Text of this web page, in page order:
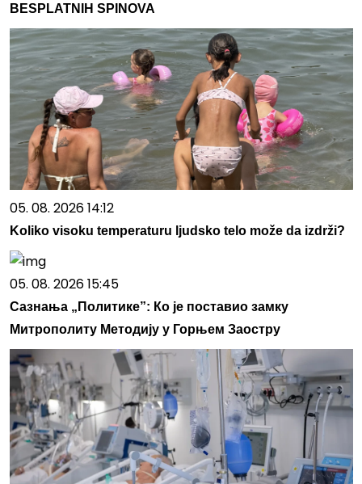
BESPLATNIH SPINOVA
05. 08. 2026 14:12
Koliko visoku temperaturu ljudsko telo može da izdrži?
05. 08. 2026 15:45
Сазнања „Политике”: Ко је поставио замку
Митрополиту Методију у Горњем Заостру